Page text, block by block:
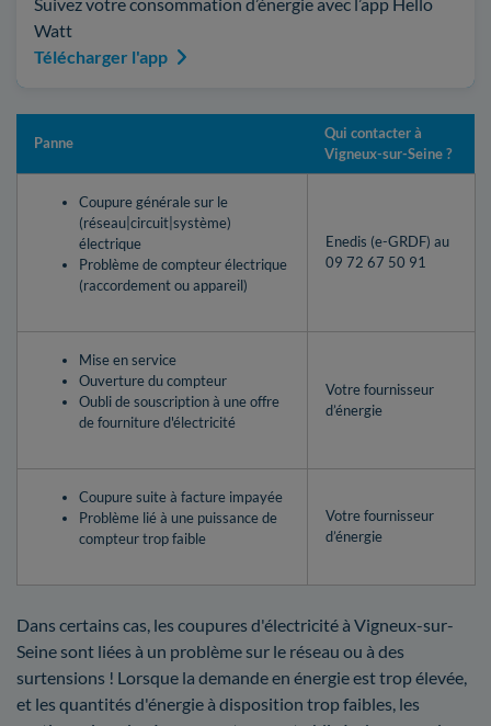
Watt
Télécharger l'app
Panne
Qui contacter à
Vigneux-sur-Seine ?
Coupure générale sur le
(réseau|circuit|système)
électrique
Problème de compteur électrique
(raccordement ou appareil)
Enedis (e-GRDF) au
09 72 67 50 91
Mise en service
Ouverture du compteur
Oubli de souscription à une offre
de fourniture d'électricité
Votre fournisseur
d’énergie
Coupure suite à facture impayée
Problème lié à une puissance de
compteur trop faible
Votre fournisseur
d’énergie
Dans certains cas, les coupures d'électricité à Vigneux-sur-
Seine sont liées à un problème sur le réseau ou à des
surtensions ! Lorsque la demande en énergie est trop élevée,
et les quantités d'énergie à disposition trop faibles, les